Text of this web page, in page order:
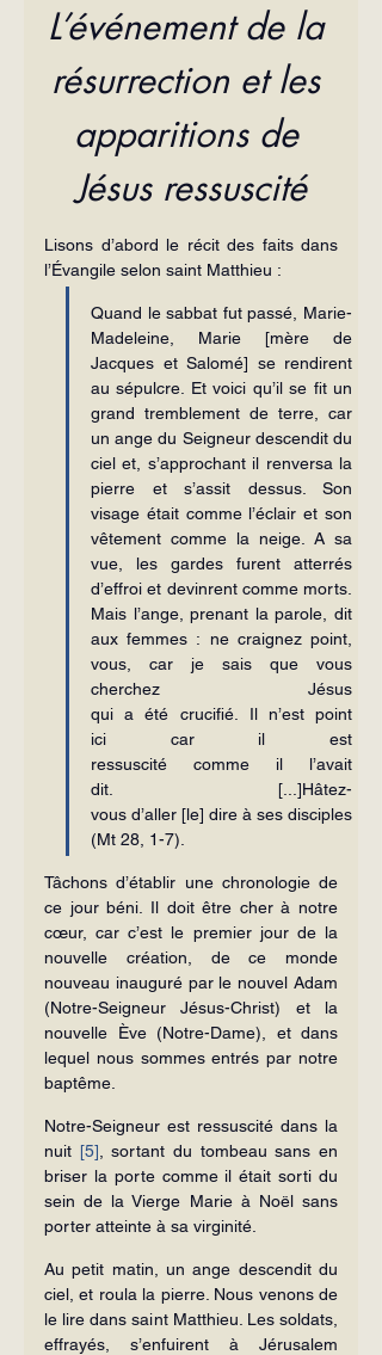
L’événement de la
résurrection et les
apparitions de
Jésus ressuscité
Lisons d’abord le récit des faits dans
l’Évangile selon saint Matthieu :
Quand le sabbat fut passé, Marie-
Madeleine, Marie [mère de
Jacques et Salomé] se rendirent
au sépulcre. Et voici qu’il se fit un
grand tremblement de terre, car
un ange du Seigneur descendit du
ciel et, s’approchant il renversa la
pierre et s’assit dessus. Son
visage était comme l’éclair et son
vêtement comme la neige. A sa
vue, les gardes furent atterrés
d’effroi et devinrent comme morts.
Mais l’ange, prenant la parole, dit
aux femmes : ne craignez point,
vous, car je sais que vous
cherchez Jésus
qui a été crucifié. Il n’est point
ici car il est
ressuscité comme il l’avait
dit. [...]Hâtez-
vous d’aller [le] dire à ses disciples
(Mt 28, 1-7).
Tâchons d’établir une chronologie de
ce jour béni. Il doit être cher à notre
cœur, car c’est le premier jour de la
nouvelle création, de ce monde
nouveau inauguré par le nouvel Adam
(Notre-Seigneur Jésus-Christ) et la
nouvelle Ève (Notre-Dame), et dans
lequel nous sommes entrés par notre
baptême.
Notre-Seigneur est ressuscité dans la
nuit [5] , sortant du tombeau sans en
briser la porte comme il était sorti du
sein de la Vierge Marie à Noël sans
porter atteinte à sa virginité.
Au petit matin, un ange descendit du
ciel, et roula la pierre. Nous venons de
le lire dans saint Matthieu. Les soldats,
effrayés, s’enfuirent à Jérusalem